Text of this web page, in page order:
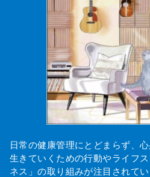
日常の健康管理にとどまらず、
生きていくための行動やライフ
ネス」の取り組みが注目されて